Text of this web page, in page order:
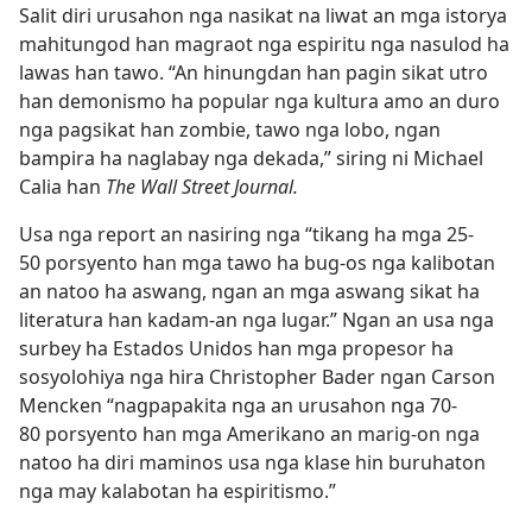
Salit diri urusahon nga nasikat na liwat an mga istorya
mahitungod han magraot nga espiritu nga nasulod ha
lawas han tawo. “An hinungdan han pagin sikat utro
han demonismo ha popular nga kultura amo an duro
nga pagsikat han zombie, tawo nga lobo, ngan
bampira ha naglabay nga dekada,” siring ni Michael
Calia han The Wall Street Journal.
Usa nga report an nasiring nga “tikang ha mga 25-
50 porsyento han mga tawo ha bug-os nga kalibotan
an natoo ha aswang, ngan an mga aswang sikat ha
literatura han kadam-an nga lugar.” Ngan an usa nga
surbey ha Estados Unidos han mga propesor ha
sosyolohiya nga hira Christopher Bader ngan Carson
Mencken “nagpapakita nga an urusahon nga 70-
80 porsyento han mga Amerikano an marig-on nga
natoo ha diri maminos usa nga klase hin buruhaton
nga may kalabotan ha espiritismo.”